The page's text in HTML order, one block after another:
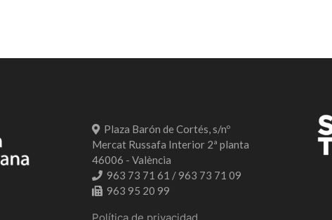
Plaza Barón de Cortés, s/nº
Mercat Russafa Interior 2ª planta
46006 - València
963 73 71 61 / 963 73 71 09
963 95 20 99
Política de privacidad